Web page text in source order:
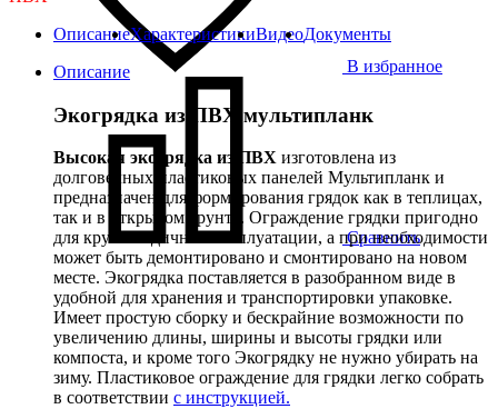
В избранное
Сравнить
ОписаниеХарактеристикиВидеоДокументы
Описание
Экогрядка из ПВХ мультипланк
Высокая экогрядка из ПВХ изготовлена из
долговечных пластиковых панелей Мультипланк и
предназначен для формирования грядок как в теплицах,
так и в открытом грунте. Ограждение грядки пригодно
для круглогодичной эксплуатации, а при необходимости
может быть демонтировано и смонтировано на новом
месте. Экогрядка поставляется в разобранном виде в
удобной для хранения и транспортировки упаковке.
Имеет простую сборку и бескрайние возможности по
увеличению длины, ширины и высоты грядки или
компоста, и кроме того Экогрядку не нужно убирать на
зиму. Пластиковое ограждение для грядки легко собрать
в соответствии с инструкцией.